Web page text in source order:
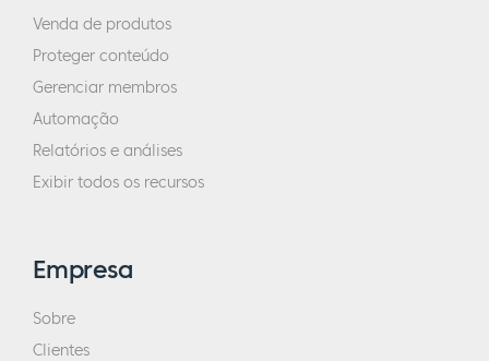
Venda de produtos
Proteger conteúdo
Gerenciar membros
Automação
Relatórios e análises
Exibir todos os recursos
Empresa
Sobre
Clientes